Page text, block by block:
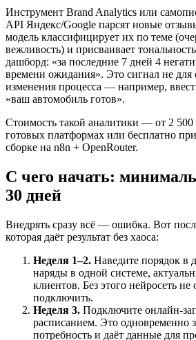
Инструмент Brand Analytics или
API Яндекс/Google парсят новые
модель классифицирует их по теме
вежливость) и присваивает
дашборд: «за последние 7 дней 4
времени ожидания». Это сигнал не для
изменения процесса — например,
«ваш автомобиль готов».
Стоимость такой аналитики — от 2 500
готовых платформах или бесплатно
сборке на n8n + OpenRouter.
С чего начать:
30 дней
Внедрять сразу всё — ошибка. Вот
которая даёт результат без хаоса:
Неделя 1–2. Наведите порядок в
наряды в одной системе,
клиентов. Без этого нейросеть не
подключить.
Неделя 3. Подключите онлайн-
расписанием. Это одновременно
потребность и даёт данные для